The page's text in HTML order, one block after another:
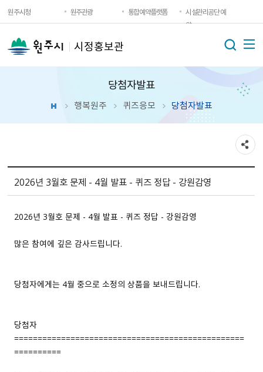
원주시청 원주관광 통합예약플랫폼
시설관리공단 예
약
시정홍보관
당첨자발표
행복원주 퀴즈응모 당첨자발표
2026년 3월호 문제 - 4월 발표 - 퀴즈 정답 - 강원감영
2026년 3월호 문제 - 4월 발표 - 퀴즈 정답 - 강원감영
많은 참여에 깊은 감사드립니다.
당첨자에게는 4월 중으로 소정의 상품을 보내드립니다.
당첨자
=================================================
==========